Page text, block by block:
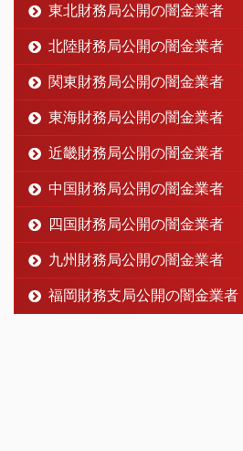
東北財務局公開の闇金業者
北陸財務局公開の闇金業者
関東財務局公開の闇金業者
東海財務局公開の闇金業者
近畿財務局公開の闇金業者
中国財務局公開の闇金業者
四国財務局公開の闇金業者
九州財務局公開の闇金業者
福岡財務支局公開の闇金業者